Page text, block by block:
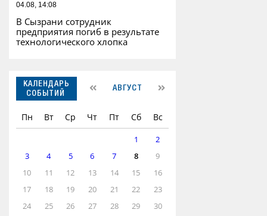
04.08, 14:08
В Сызрани сотрудник
предприятия погиб в результате
технологического хлопка
КАЛЕНДАРЬ
СОБЫТИЙ
АВГУСТ
Пн Вт Ср Чт Пт Сб Вс
1
2
3
4 5 6 7 8
9
10
11 12 13 14 15
16
17
18 19 20 21 22
23
24
25 26 27 28 29 30